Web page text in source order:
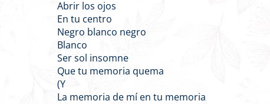
Abrir los ojos
En tu centro
Negro blanco negro
Blanco
Ser sol insomne
Que tu memoria quema
(Y
La memoria de mí en tu memoria